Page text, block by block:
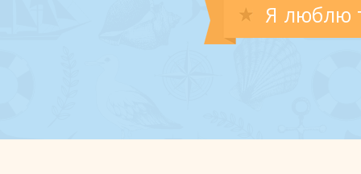
Я люблю